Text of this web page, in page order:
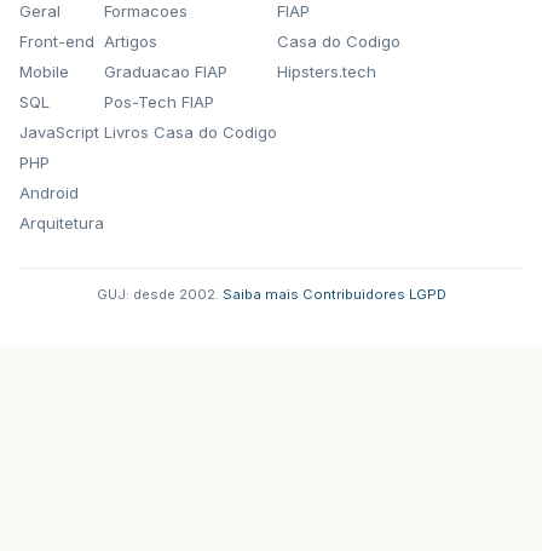
Geral
Front-end
Mobile
SQL
JavaScript
PHP
Android
Arquitetura
Formacoes
Artigos
Graduacao FIAP
Pos-Tech FIAP
Livros Casa do Codigo
FIAP
Casa do Codigo
Hipsters.tech
GUJ: desde 2002. Saiba mais Contribuidores LGPD